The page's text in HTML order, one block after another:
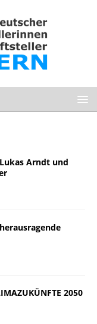
Arndt und
2050